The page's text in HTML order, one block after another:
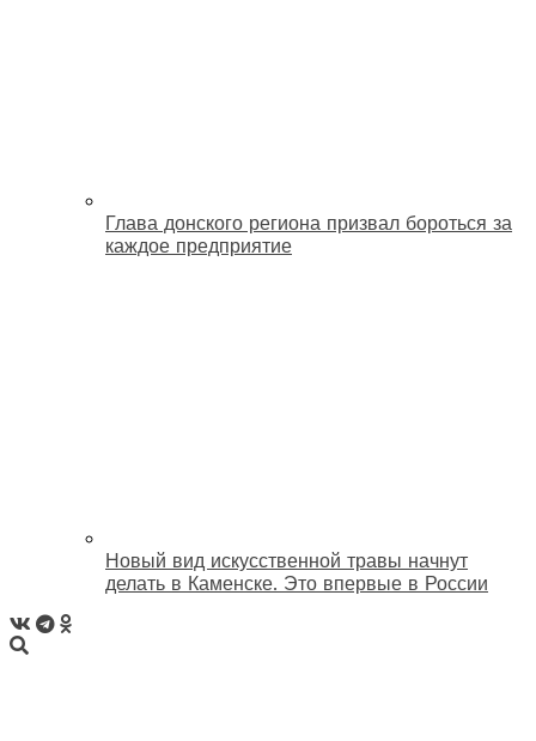
Глава донского региона призвал бороться за
каждое предприятие
Новый вид искусственной травы начнут
делать в Каменске. Это впервые в России